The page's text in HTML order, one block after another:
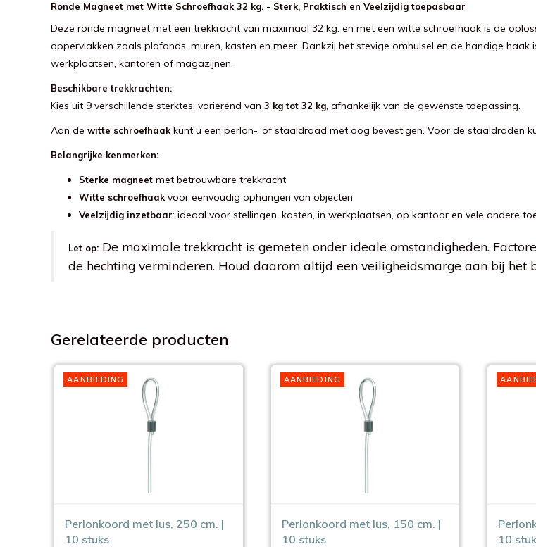
Ronde Magneet met Witte Schroefhaak 32 kg. - Sterk, Praktisch en Veelzijdig toepasbaar
Deze ronde magneet met een trekkracht van maximaal 32 kg. en met een witte schroefhaak is de
oppervlakken zoals plafonds, muren, kasten en meer. Dankzij het stevige omhulsel en de handige
werkplaatsen, kantoren of magazijnen.
Beschikbare trekkrachten:
Kies uit 9 verschillende sterktes, varierend van 3 kg tot 32 kg, afhankelijk van de gewenste toepassing.
Aan de witte schroefhaakkunt u een perlon-, of staaldraad met oog bevestigen. Voor de staaldraden
Belangrijke kenmerken:
Sterke magneet met betrouwbare trekkracht
Witte schroefhaakvoor eenvoudig ophangen van objecten
Veelzijdig inzetbaar: ideaal voor stellingen, kasten, in werkplaatsen, op kantoor en vele andere
Let op: De maximale trekkracht is gemeten onder ideale omstandigheden.
de hechting verminderen. Houd daarom altijd een veiligheidsmarge aan bij het
Gerelateerde producten
AANBIEDING
Perlonkoord met lus, 250 cm. |
10 stuks
AANBIEDING
Perlonkoord met lus, 150 cm. |
10 stuks
10